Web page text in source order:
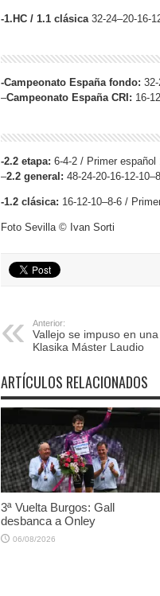
-1.HC / 1.1 clásica32-24–20-16-
-Campeonato España fondo:
–Campeonato España CRI: 16-
-2.2 etapa: 6-4-2 / Primer español
–2.2 general: 48-24-20-16-12-
-1.2 clásica: 16-12-10–8-6 /
Foto Sevilla © Ivan Sorti
Anterior:
Vallejo se impuso en
Klasika Máster Laudio
ARTÍCULOS RELACIONADOS
3ª Vuelta Burgos: Gall
desbanca a Onley
06/08/2026